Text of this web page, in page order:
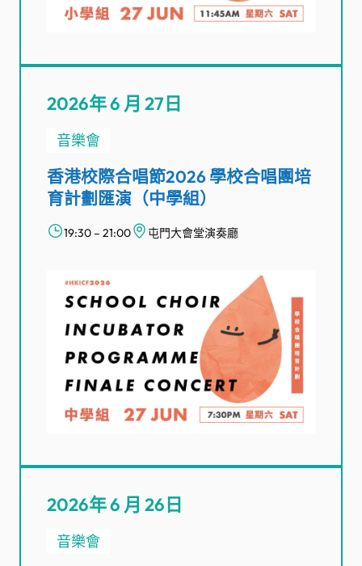
2026年 6 月 27日
音樂會
香港校際合唱節2026 學校合唱團培
育計劃匯演（中學組）
19:30 – 21:00 屯門大會堂演奏廳
2026年 6 月 26日
音樂會